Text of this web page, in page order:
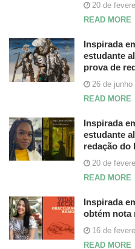
20 de
READ MORE
Inspirada
estudante
prova de
26 de junho
READ MORE
Inspirada
estudante
redação do
20 de
READ MORE
Inspirada
obtém nota
16 de
READ MORE